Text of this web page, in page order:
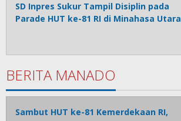
SD Inpres Sukur Tampil Disiplin pada
Parade HUT ke-81 RI di Minahasa Utara
BERITA MANADO
Sambut HUT ke-81 Kemerdekaan RI,